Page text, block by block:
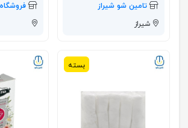
تامین شو شیراز
شیراز
بسته